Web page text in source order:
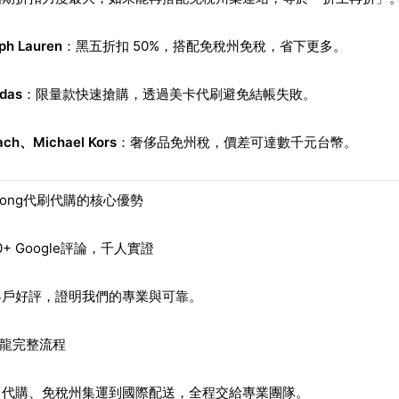
Lauren：黑五折扣 50%，搭配免稅州免稅，省下更多。
：限量款快速搶購，透過美卡代刷避免結帳失敗。
、Michael Kors：奢侈品免州稅，價差可達數千元台幣。
代刷代購的核心優勢
Google評論，千人實證
好評，證明我們的專業與可靠。
完整流程
購、免稅州集運到國際配送，全程交給專業團隊。